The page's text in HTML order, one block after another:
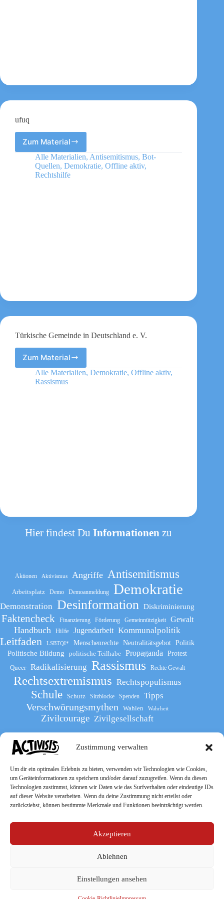
Zustimmung verwalten
Um dir ein optimales Erlebnis zu bieten, verwenden wir Technologien wie Cookies,
um Geräteinformationen zu speichern und/oder darauf zuzugreifen. Wenn du diesen
Technologien zustimmst, können wir Daten wie das Surfverhalten oder eindeutige IDs
auf dieser Website verarbeiten. Wenn du deine Zustimmung nicht erteilst oder
zurückziehst, können bestimmte Merkmale und Funktionen beeinträchtigt werden.
Akzeptieren
Ablehnen
Einstellungen ansehen
ufuq
Zum Material
ufuq
Alle Materialien, Antisemitismus, Bot-
Quellen, Demokratie, Offline aktiv,
Rechtshilfe
Türkische Gemeinde in Deutschland e. V.
Zum Material
Türkische
Gemeinde
in
Alle Materialien, Demokratie, Offline aktiv,
Rassismus
Hier findest DuInformationenzu
Aktionen Aktivismus Angriffe Antisemitismus
Arbeitsplatz Demo Demoanmeldung Demokratie
Demonstration Desinformation Diskriminierung
Faktencheck Finanzierung Förderung Gemeinnützigkeit Gewalt
Handbuch Hilfe Jugendarbeit Kommunalpolitik
Leitfaden LSBTQI* Menschenrechte Neutralitätsgebot Politik
Politische Bildung politische Teilhabe Propaganda
Protest
Queer
Radikalisierung Rassismus Rechte Gewalt
Rechtsextremismus Rechtspopulismus
Schule Schutz Sitzblocke Spenden Tipps
Verschwörungsmythen Wahlen Wahrheit
Zivilcourage Zivilgesellschaft
Werde Teil des The Activists Guide